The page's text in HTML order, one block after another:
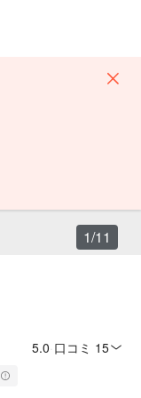
5.0 口コミ 15
1/11